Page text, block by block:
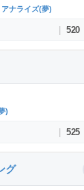
アナライズ(夢)
520
)
525
グ